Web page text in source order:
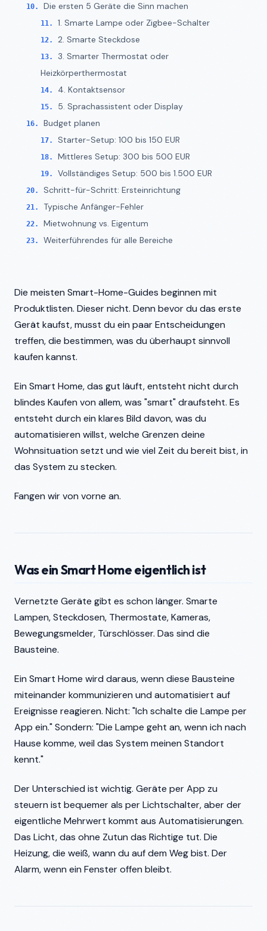
Die ersten 5 Geräte die Sinn machen
1. Smarte Lampe oder Zigbee-Schalter
2. Smarte Steckdose
3. Smarter Thermostat oder
Heizkörperthermostat
4. Kontaktsensor
5. Sprachassistent oder Display
Budget planen
Starter-Setup: 100 bis 150 EUR
Mittleres Setup: 300 bis 500 EUR
Vollständiges Setup: 500 bis 1.500 EUR
Schritt-für-Schritt: Ersteinrichtung
Typische Anfänger-Fehler
Mietwohnung vs. Eigentum
Weiterführendes für alle Bereiche
Die meisten Smart-Home-Guides beginnen mit
Produktlisten. Dieser nicht. Denn bevor du das erste
Gerät kaufst, musst du ein paar Entscheidungen
treffen, die bestimmen, was du überhaupt sinnvoll
kaufen kannst.
Ein Smart Home, das gut läuft, entsteht nicht durch
blindes Kaufen von allem, was "smart" draufsteht. Es
entsteht durch ein klares Bild davon, was du
automatisieren willst, welche Grenzen deine
Wohnsituation setzt und wie viel Zeit du bereit bist, in
das System zu stecken.
Fangen wir von vorne an.
Was ein Smart Home eigentlich ist
Vernetzte Geräte gibt es schon länger. Smarte
Lampen, Steckdosen, Thermostate, Kameras,
Bewegungsmelder, Türschlösser. Das sind die
Bausteine.
Ein Smart Home wird daraus, wenn diese Bausteine
miteinander kommunizieren und automatisiert auf
Ereignisse reagieren. Nicht: "Ich schalte die Lampe per
App ein." Sondern: "Die Lampe geht an, wenn ich nach
Hause komme, weil das System meinen Standort
kennt."
Der Unterschied ist wichtig. Geräte per App zu
steuern ist bequemer als per Lichtschalter, aber der
eigentliche Mehrwert kommt aus Automatisierungen.
Das Licht, das ohne Zutun das Richtige tut. Die
Heizung, die weiß, wann du auf dem Weg bist. Der
Alarm, wenn ein Fenster offen bleibt.